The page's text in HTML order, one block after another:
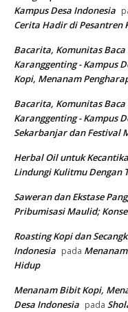
Kampus Desa Indonesia
Cerita Hadir di Pesantren
Bacarita, Komunitas
Karanggenting - Kampus
Kopi, Menanam
Bacarita, Komunitas
Karanggenting - Kampus
Sekarbanjar dan Festival
Herbal Oil untuk
Lindungi Kulitmu Dengan
Saweran dan Ekstase
Pribumisasi Maulid;
Roasting Kopi dan
Indonesia pada
Hidup
Menanam Bibit Kopi,
Desa Indonesia pada